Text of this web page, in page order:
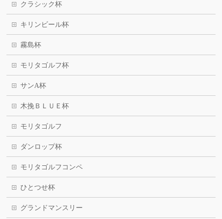
クラシック杯
キリンビール杯
霧島杯
モリタゴルフ杯
サンA杯
木挽ＢＬＵＥ杯
モリタゴルフ
ダンロップ杯
モリタゴルフコンペ
ひとつせ杯
グランドマンスリー